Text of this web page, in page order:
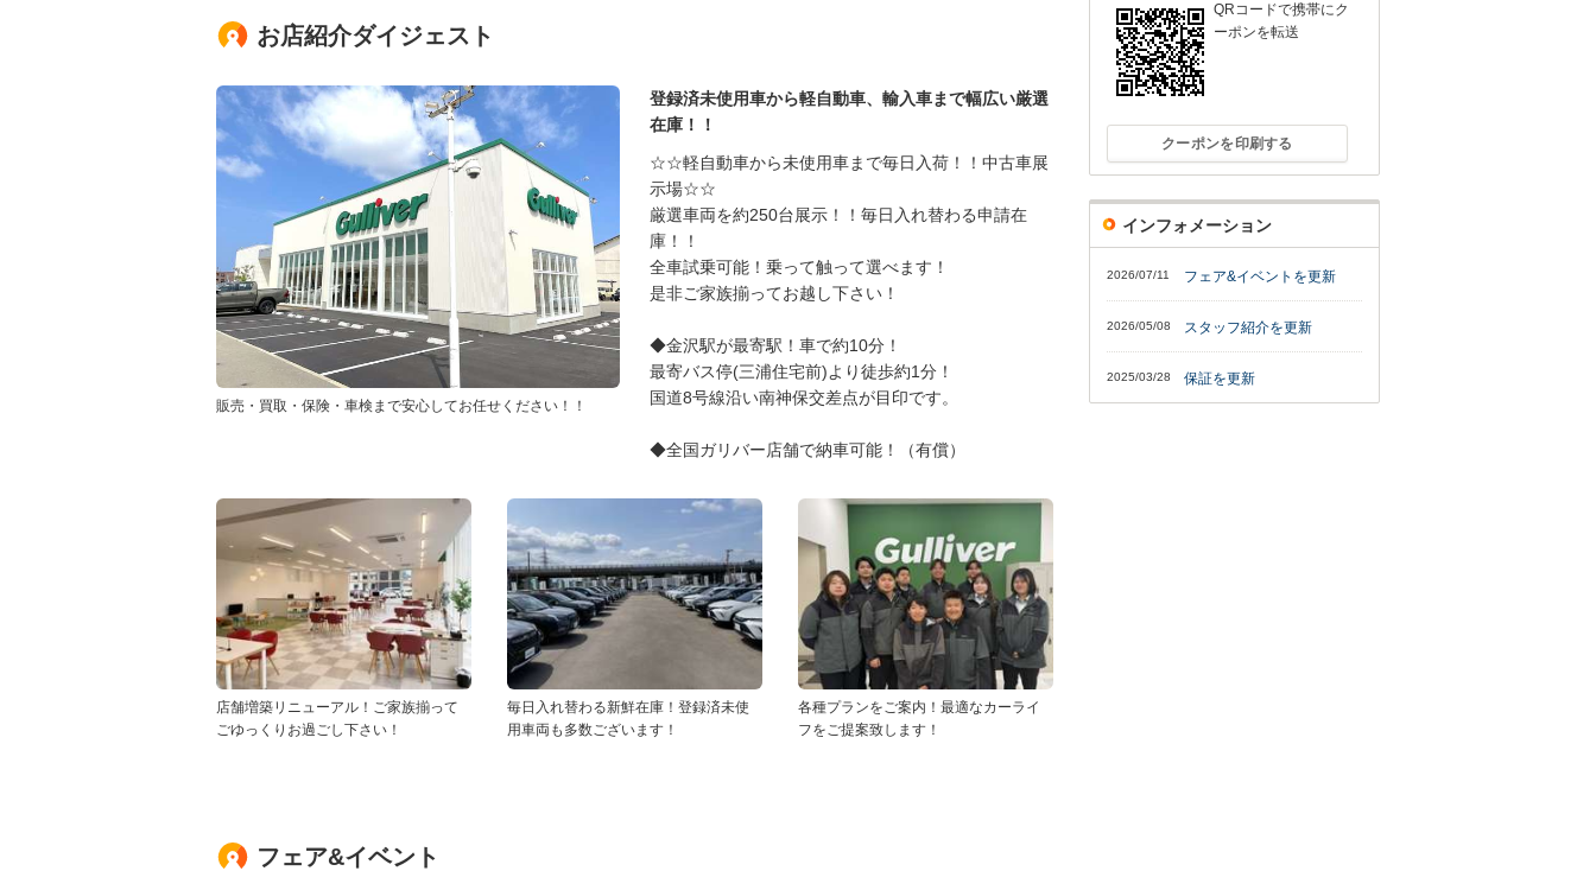
お店紹介ダイジェスト
販売・買取・保険・車検まで安心してお任せください！！
登録済未使用車から軽自動車、輸入車まで幅広い厳選
在庫！！
☆☆軽自動車から未使用車まで毎日入荷！！中古車展
示場☆☆
厳選車両を約250台展示！！毎日入れ替わる申請在
庫！！
全車試乗可能！乗って触って選べます！
是非ご家族揃ってお越し下さい！
◆金沢駅が最寄駅！車で約10分！
最寄バス停(三浦住宅前)より徒歩約1分！
国道8号線沿い南神保交差点が目印です。
◆全国ガリバー店舗で納車可能！（有償）
店舗増築リニューアル！ご家族揃って
ごゆっくりお過ごし下さい！
毎日入れ替わる新鮮在庫！登録済未使
用車両も多数ございます！
各種プランをご案内！最適なカーライ
フをご提案致します！
フェア&イベント
QRコードで携帯にク
ーポンを転送
クーポンを印刷する
インフォメーション
2026/07/11 フェア&イベントを更新
2026/05/08 スタッフ紹介を更新
2025/03/28 保証を更新